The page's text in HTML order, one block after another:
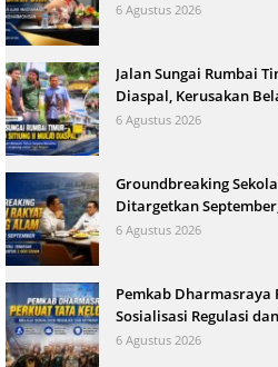
6 Agustus 2026
Jalan Sungai Rumbai
Diaspal, Kerusakan
6 Agustus 2026
Groundbreaking
Ditargetkan
Terbesar di Indonesia
6 Agustus 2026
Pemkab Dharmasraya
Sosialisasi Regulasi
6 Agustus 2026